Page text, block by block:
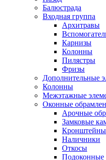
Балюстрада
Входная группа
Архитравы
Карнизы
Колонны
Пилястры
Фризы
Дополнительные
Колонны
Межэтажные
Оконные
Арочные
Замковые
Наличники
Откосы
Подоконные